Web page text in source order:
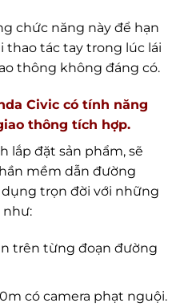
chức năng này để hạn
tác tay trong lúc lái
thông không đáng có.
Civic có tính năng
thông tích hợp.
lắp đặt sản phẩm, sẽ
mềm dẫn đường
dụng trọn đời với những
như:
trên từng đoạn đường
có camera phạt nguội.